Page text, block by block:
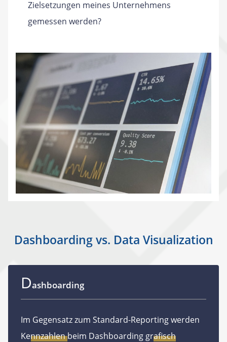
Zielsetzungen meines Unternehmens
gemessen werden?
Dashboarding vs. Data Visualization
Dashboarding
Im Gegensatz zum Standard-Reporting werden
Kennzahlenbeim Dashboarding grafisch